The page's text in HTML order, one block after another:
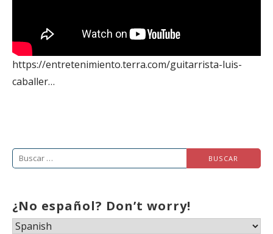
https://entretenimiento.terra.com/guitarrista-luis-
caballer…
Buscar:
¿No español? Don’t worry!